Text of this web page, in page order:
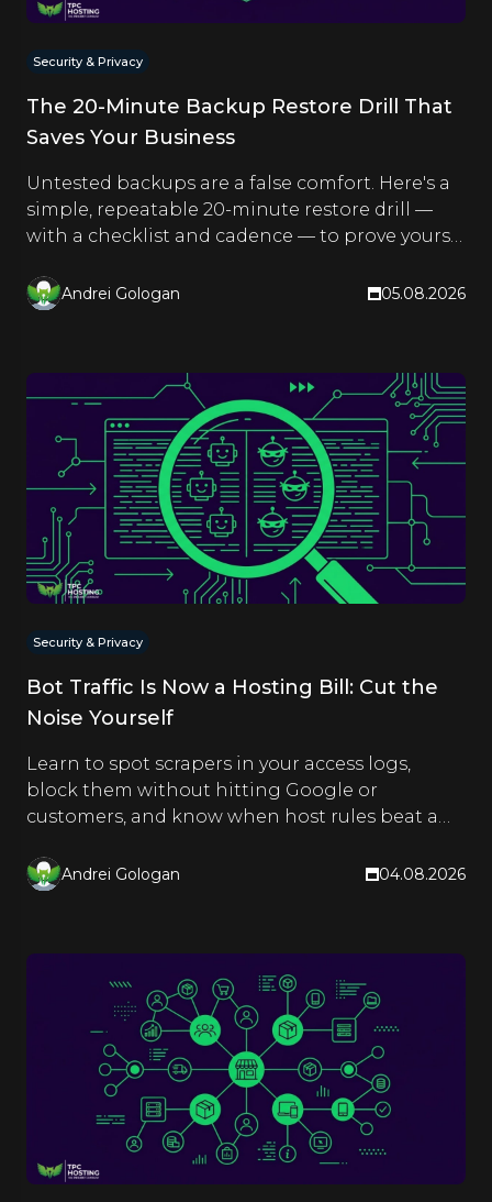
Security & Privacy
The 20-Minute Backup Restore Drill That
Saves Your Business
Untested backups are a false comfort. Here's a
simple, repeatable 20-minute restore drill —
with a checklist and cadence — to prove yours
Andrei Gologan 05.08.2026
Security & Privacy
Bot Traffic Is Now a Hosting Bill: Cut the
Noise Yourself
Learn to spot scrapers in your access logs,
block them without hitting Google or
customers, and know when host rules beat a
Andrei Gologan 04.08.2026